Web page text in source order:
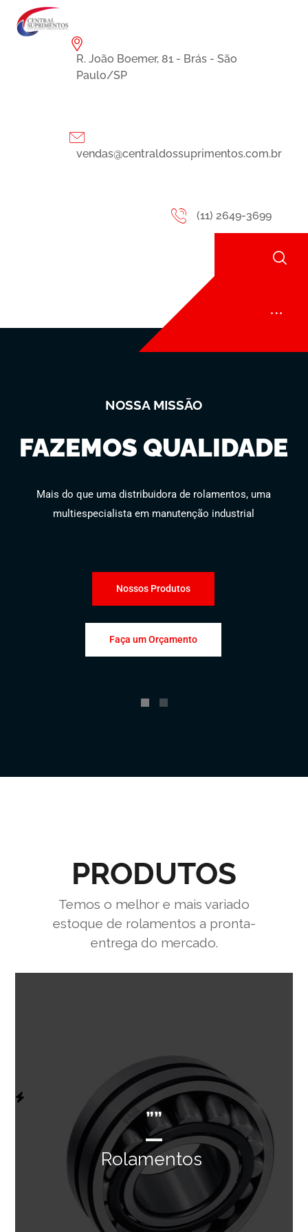
R. João Boemer, 81 - Brás - São
Paulo/SP
vendas@centraldossuprimentos.com.br
(11) 2649-3699
FAZEMOS QUALIDADE
NOSSA MISSÃO
Mais do que uma distribuidora de rolamentos, uma
multiespecialista em manutenção industrial
Nossos Produtos
Faça um Orçamento
PRODUTOS
Temos o melhor e mais variado
estoque de rolamentos a pronta-
entrega do mercado.
””
Rolamentos